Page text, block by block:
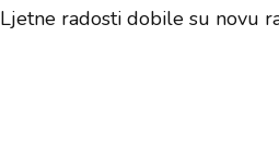
Ljetne radosti dobile su novu